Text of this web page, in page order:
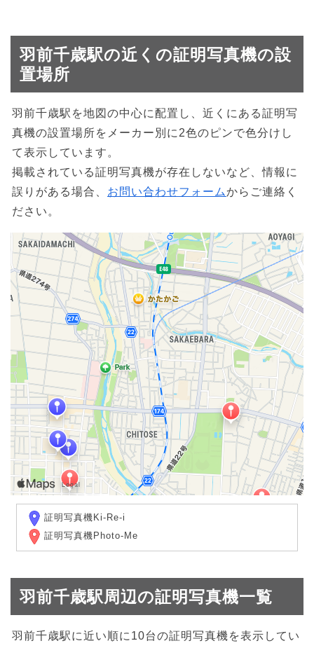
羽前千歳駅の近くの証明写真機の設
置場所
羽前千歳駅を地図の中心に配置し、近くにある証明写
真機の設置場所をメーカー別に2色のピンで色分けし
て表示しています。
掲載されている証明写真機が存在しないなど、情報に
誤りがある場合、 お問い合わせフォームからご連絡く
ださい。
証明写真機Ki-Re-i
証明写真機Photo-Me
羽前千歳駅周辺の証明写真機一覧
羽前千歳駅に近い順に10台の証明写真機を表示してい